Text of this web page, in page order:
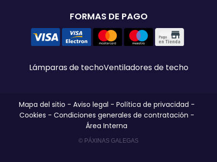
FORMAS DE PAGO
Lámparas de techoVentiladores de techo
Mapa del sitio - Aviso legal - Política de privacidad -
Cookies - Condiciones generales de contratación -
Área Interna
© PÁXINAS GALEGAS